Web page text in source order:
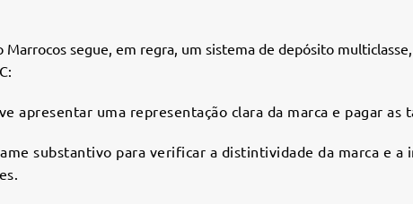
Marrocos segue, em regra, um sistema de depósito
apresentar uma representação clara da marca e pagar as
substantivo para verificar a distintividade da marca e a